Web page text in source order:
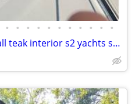
• • • • • • • • • • •
1985 duel cabin with head all teak interior s2 yachts sailboat